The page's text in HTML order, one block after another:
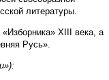
литературы.
XIII века, а
Русь».